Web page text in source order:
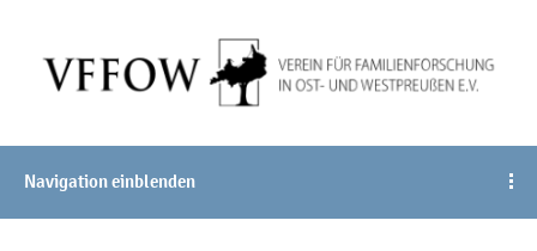
Navigation einblenden